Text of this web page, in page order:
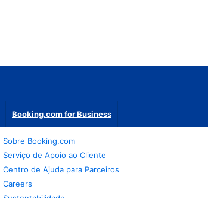
Booking.com for Business
Sobre Booking.com
Serviço de Apoio ao Cliente
Centro de Ajuda para Parceiros
Careers